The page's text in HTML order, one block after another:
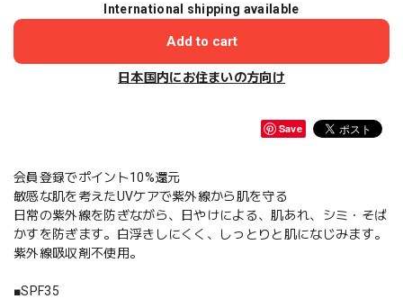
International shipping available
Add to cart
日本国内にお住まいの方向け
Save
会員登録でポイント10%還元
敏感な肌を考えたUVケアで紫外線から肌を守る
日常の紫外線を防ぎながら、日やけによる、肌あれ、シミ・そば
かすを防ぎます。白浮きしにくく、しっとりと肌になじみます。
紫外線吸収剤不使用。
■SPF35